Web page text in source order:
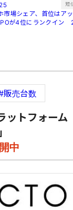
短
市場シェア、首位はアッ
が4位にランクイン
販売台数
ットフォーム
中